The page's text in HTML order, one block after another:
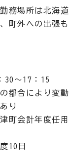
務場所は北海道
町外への出張も
～17：15
合により変動
り
町会計年度任
10日